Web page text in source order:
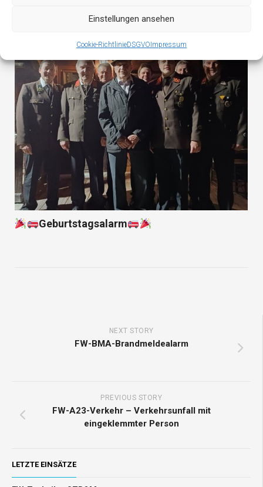
Einstellungen ansehen
Cookie-RichtlinieDSGVOImpressum
Geburtstagsalarm
NEXT STORY
FW-BMA-Brandmeldealarm
PREVIOUS STORY
FW-A23-Verkehr – Verkehrsunfall mit
eingeklemmter Person
LETZTE EINSÄTZE